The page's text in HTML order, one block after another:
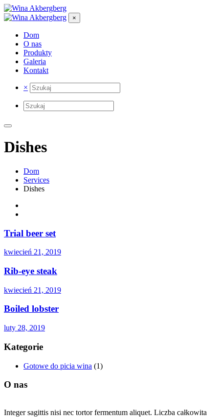
×
Dom
O nas
Produkty
Galeria
Kontakt
×
Dishes
Dom
Services
Dishes
Trial beer set
kwiecień 21, 2019
Rib-eye steak
kwiecień 21, 2019
Boiled lobster
luty 28, 2019
Kategorie
Gotowe do picia wina (1)
O nas
Integer sagittis nisi nec tortor fermentum aliquet. Liczba całkowita